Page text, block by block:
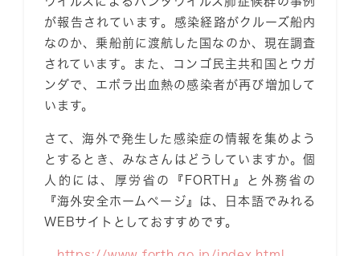
が報告されています。感染経路がクルーズ船内
なのか、乗船前に渡航した国なのか、現在調査
されています。また、コンゴ民主共和国とウガ
ンダで、エボラ出血熱の感染者が再び増加して
います。
さて、海外で発生した感染症の情報を集めよう
とするとき、みなさんはどうしていますか。個
人的には、厚労省の『FORTH』と外務省の
『海外安全ホームページ』は、日本語でみれる
WEBサイトとしておすすめです。